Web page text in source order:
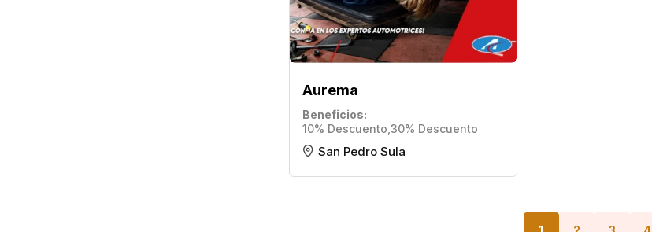
Aurema
Beneficios
10% Descuento 30% Descuento
San Pedro Sula